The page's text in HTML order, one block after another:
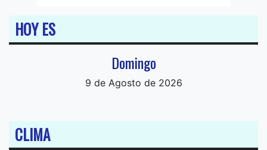
HOY ES
Domingo
9 de Agosto de 2026
CLIMA